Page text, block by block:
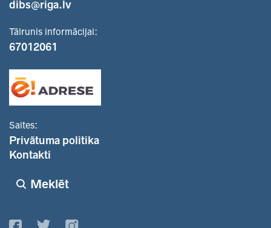
dibs@riga.lv
Tālrunis informācijai:
67012061
Saites:
Privātuma politika
Kontakti
Meklēt